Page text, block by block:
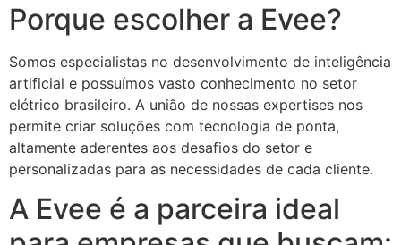
Porque escolher a Evee?
Somos especialistas no desenvolvimento de inteligência
artificial e possuímos vasto conhecimento no setor
elétrico brasileiro. A união de nossas expertises nos
permite criar soluções com tecnologia de ponta,
altamente aderentes aos desafios do setor e
personalizadas para as necessidades de cada cliente.
A Evee é a parceira ideal